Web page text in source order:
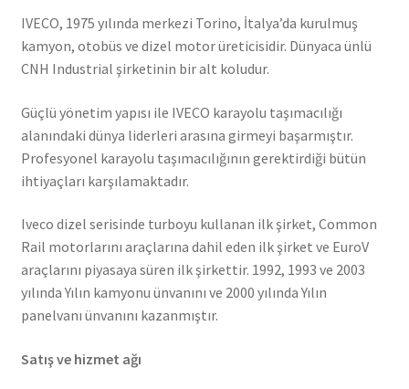
IVECO, 1975 yılında merkezi Torino, İtalya’da kurulmuş
kamyon, otobüs ve dizel motor üreticisidir. Dünyaca ünlü
CNH Industrial şirketinin bir alt koludur.
Güçlü yönetim yapısı ile IVECO karayolu taşımacılığı
alanındaki dünya liderleri arasına girmeyi başarmıştır.
Profesyonel karayolu taşımacılığının gerektirdiği bütün
ihtiyaçları karşılamaktadır.
Iveco dizel serisinde turboyu kullanan ilk şirket, Common
Rail motorlarını araçlarına dahil eden ilk şirket ve EuroV
araçlarını piyasaya süren ilk şirkettir. 1992, 1993 ve 2003
yılında Yılın kamyonu ünvanını ve 2000 yılında Yılın
panelvanı ünvanını kazanmıştır.
Satış ve hizmet ağı